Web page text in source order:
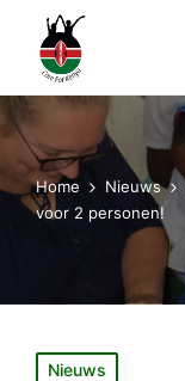
Home Nieuws
voor 2 personen!
Geplaatst
Nieuws